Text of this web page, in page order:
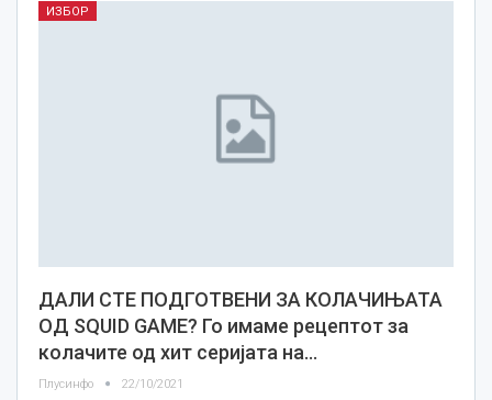
ИЗБОР
ДАЛИ СТЕ ПОДГОТВЕНИ ЗА КОЛАЧИЊАТА
ОД SQUID GAME? Го имаме рецептот за
колачите од хит серијата на…
Плусинфо 22/10/2021